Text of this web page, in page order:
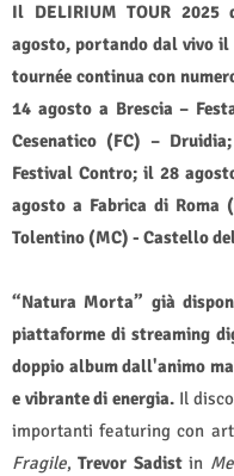
Il DELIRIUM TOUR 2025
agosto, portando dal vivo il
tournée continua con
14 agosto a Brescia –
Cesenatico (FC) –
Festival Contro; il 28
agosto a Fabrica di Roma
Tolentino (MC) - Castello
“Natura Morta” già
piattaforme di streaming
doppio album dall'animo
e vibrante di energia. Il disco
importanti featuring con
Fragile,Trevor Sadistin